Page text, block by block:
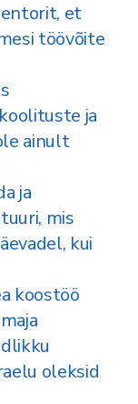
et
töövõite
ja
ainult
ja
mis
kui
koostöö
oleksid